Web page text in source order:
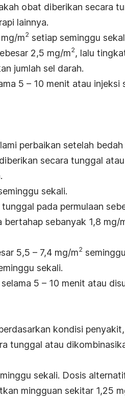
obat diberikan secara
lainnya.
m2 setiap seminggu
2,5 mg/m2, lalu
jumlah sel darah.
5 – 10 menit atau injeksi
perbaikan setelah
secara tunggal
sekali.
pada permulaan
sebanyak 1,8 mg/
5,5 – 7,4 mg/m2
sekali.
5 – 10 menit atau
kondisi
tunggal atau
sekali. Dosis
mingguan sekitar 1,25